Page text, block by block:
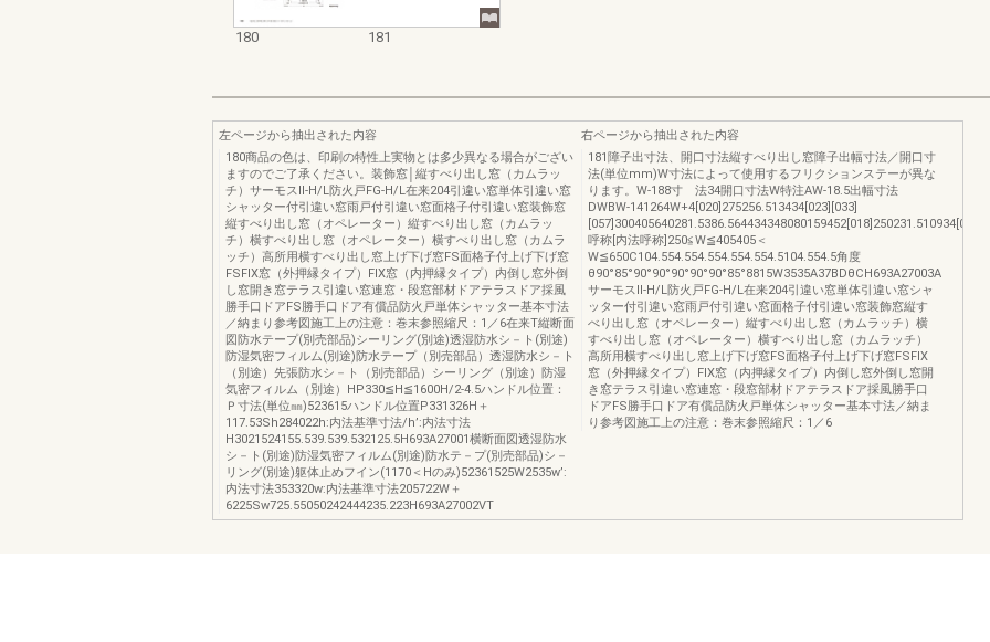
180 181
左ページから抽出された内容
180商品の色は、印刷の特性上実物とは多少異なる場合がござい
ますのでご了承ください。装飾窓│縦すべり出し窓（カムラッ
チ）サーモスⅡ-H/L防火戸FG-H/L在来204引違い窓単体引違い窓
シャッター付引違い窓雨戸付引違い窓面格子付引違い窓装飾窓
縦すべり出し窓（オペレーター）縦すべり出し窓（カムラッ
チ）横すべり出し窓（オペレーター）横すべり出し窓（カムラ
ッチ）高所用横すべり出し窓上げ下げ窓FS面格子付上げ下げ窓
FSFIX窓（外押縁タイプ）FIX窓（内押縁タイプ）内倒し窓外倒
し窓開き窓テラス引違い窓連窓・段窓部材ドアテラスドア採風
勝手口ドアFS勝手口ドア有償品防火戸単体シャッター基本寸法
／納まり参考図施工上の注意：巻末参照縮尺：1／6在来T縦断面
図防水テープ(別売部品)シーリング(別途)透湿防水シ－ト(別途)
防湿気密フィルム(別途)防水テープ（別売部品）透湿防水シ－ト
（別途）先張防水シ－ト（別売部品）シーリング（別途）防湿
気密フィルム（別途）HP330≦H≦1600H/2-4.5ハンドル位置：
Ｐ寸法(単位㎜)523615ハンドル位置P331326H＋
117.53Sh284022h:内法基準寸法/h’:内法寸法
H3021524155.539.539.532125.5H693A27001横断面図透湿防水
シ－ト(別途)防湿気密フィルム(別途)防水テ－プ(別売部品)シ－
リング(別途)躯体止めフイン(1170＜Hのみ)52361525W2535w’:
内法寸法353320w:内法基準寸法205722W＋
6225Sw725.55050242444235.223H693A27002VT
右ページから抽出された内容
181障子出寸法、開口寸法縦すべり出し窓障子出幅寸法／開口寸
法(単位mm)W寸法によって使用するフリクションステーが異な
ります。W-188寸 法34開口寸法W特注AW-18.5出幅寸法
DWBW-141264W+4[020]275256.513434[023][033]
呼称[内法呼称]250≦W≦405405＜
W≦650C104.554.554.554.554.554.5104.554.5角度
θ90°85°90°90°90°90°90°85°8815W3535A37BDθCH693A27003A
サーモスⅡ-H/L防火戸FG-H/L在来204引違い窓単体引違い窓シャ
ッター付引違い窓雨戸付引違い窓面格子付引違い窓装飾窓縦す
べり出し窓（オペレーター）縦すべり出し窓（カムラッチ）横
すべり出し窓（オペレーター）横すべり出し窓（カムラッチ）
高所用横すべり出し窓上げ下げ窓FS面格子付上げ下げ窓FSFIX
窓（外押縁タイプ）FIX窓（内押縁タイプ）内倒し窓外倒し窓開
き窓テラス引違い窓連窓・段窓部材ドアテラスドア採風勝手口
ドアFS勝手口ドア有償品防火戸単体シャッター基本寸法／納ま
り参考図施工上の注意：巻末参照縮尺：1／6